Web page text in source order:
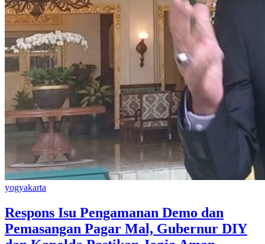
yogyakarta
Respons Isu Pengamanan Demo dan
Pemasangan Pagar Mal, Gubernur DIY